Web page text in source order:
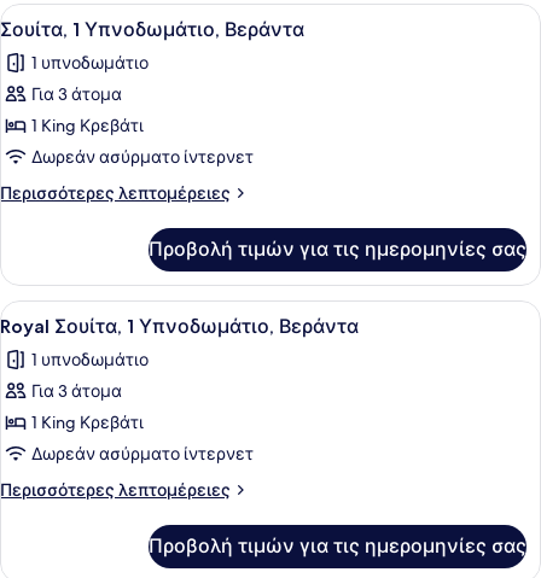
Υπνοδωμάτια
Προβολή
όλων
των
φωτογραφιών
για
Σουίτα,
1
Υπνοδωμάτιο,
Ένα σύγχρονο δωμάτιο
5
Σουίτα, 1 Υπνοδωμάτιο, Βεράντα
1 υπνοδωμάτιο
Για 3 άτομα
1 King Κρεβάτι
Δωρεάν ασύρματο ίντερνετ
Περισσότερες λεπτομέρειες
Περισσότερες
1
Υπνοδωμάτιο,
Βεράντα
Προβολή τιμών για τις ημερομηνίες σας
Προβολή
όλων
των
φωτογραφιών
για
Royal
Σουίτα,
1
Υπνοδωμάτιο,
Βεράντα
Ένα μοντέρνο σαλόνι με έναν
8
Royal Σουίτα, 1 Υπνοδωμάτιο, Βεράντα
1 υπνοδωμάτιο
Για 3 άτομα
1 King Κρεβάτι
Δωρεάν ασύρματο ίντερνετ
Περισσότερες λεπτομέρειες
Περισσότερες
Προβολή τιμών για τις ημερομηνίες σας